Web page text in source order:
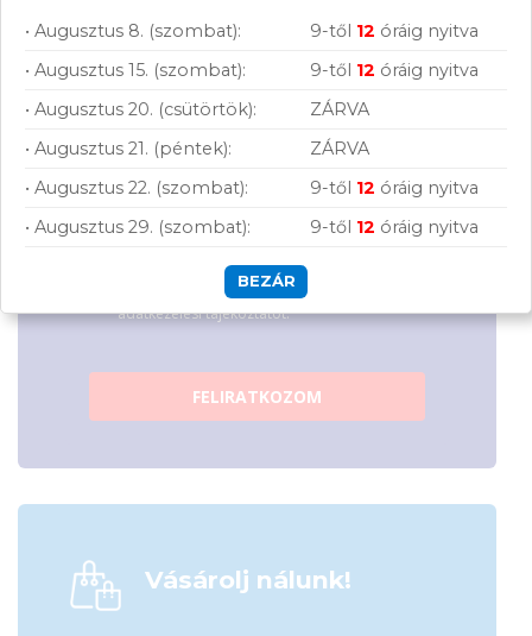
maximumot a tech-világ lehetőségeiből!
ÁSZF-ben található
adatkezelési tájékoztatót.
FELIRATKOZOM
Vásárolj nálunk!
• Augusztus 8. (szombat): 9-től 12 óráig nyitva
• Augusztus 15. (szombat):
9-től 12 óráig nyitva
• Augusztus 20. (csütörtök):
ZÁRVA
• Augusztus 21. (péntek):
ZÁRVA
• Augusztus 22. (szombat):
9-től 12 óráig nyitva
• Augusztus 29. (szombat):
9-től 12 óráig nyitva
BEZÁR